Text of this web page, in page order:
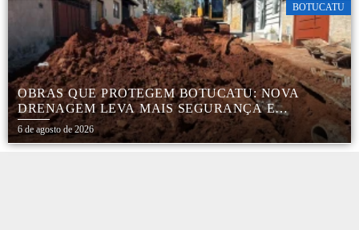
BOTUCATU
OBRAS QUE PROTEGEM BOTUCATU: NOVA
DRENAGEM LEVA MAIS SEGURANÇA E
TRANQUILIDADE AOS MORADORES DA COHAB
5
6 de agosto de 2026